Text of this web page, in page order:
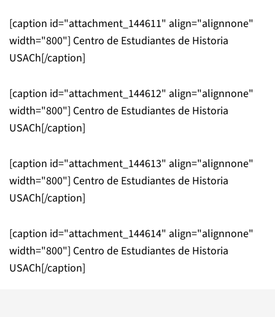
[caption id="attachment_144611" align="alignnone"
width="800"] Centro de Estudiantes de Historia
USACh[/caption]
[caption id="attachment_144612" align="alignnone"
width="800"] Centro de Estudiantes de Historia
USACh[/caption]
[caption id="attachment_144613" align="alignnone"
width="800"] Centro de Estudiantes de Historia
USACh[/caption]
[caption id="attachment_144614" align="alignnone"
width="800"] Centro de Estudiantes de Historia
USACh[/caption]